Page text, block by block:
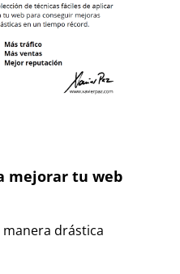
mejorar tu web
drástica